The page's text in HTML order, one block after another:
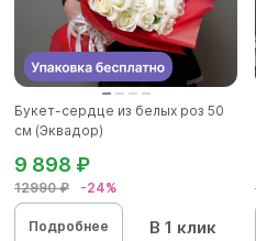
Букет-сердце из белых роз 50
см (Эквадор)
12990 ₽ -24%
9 898 ₽
Подробнее В 1 клик